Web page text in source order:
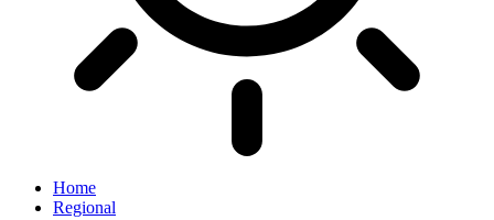
Home
Regional